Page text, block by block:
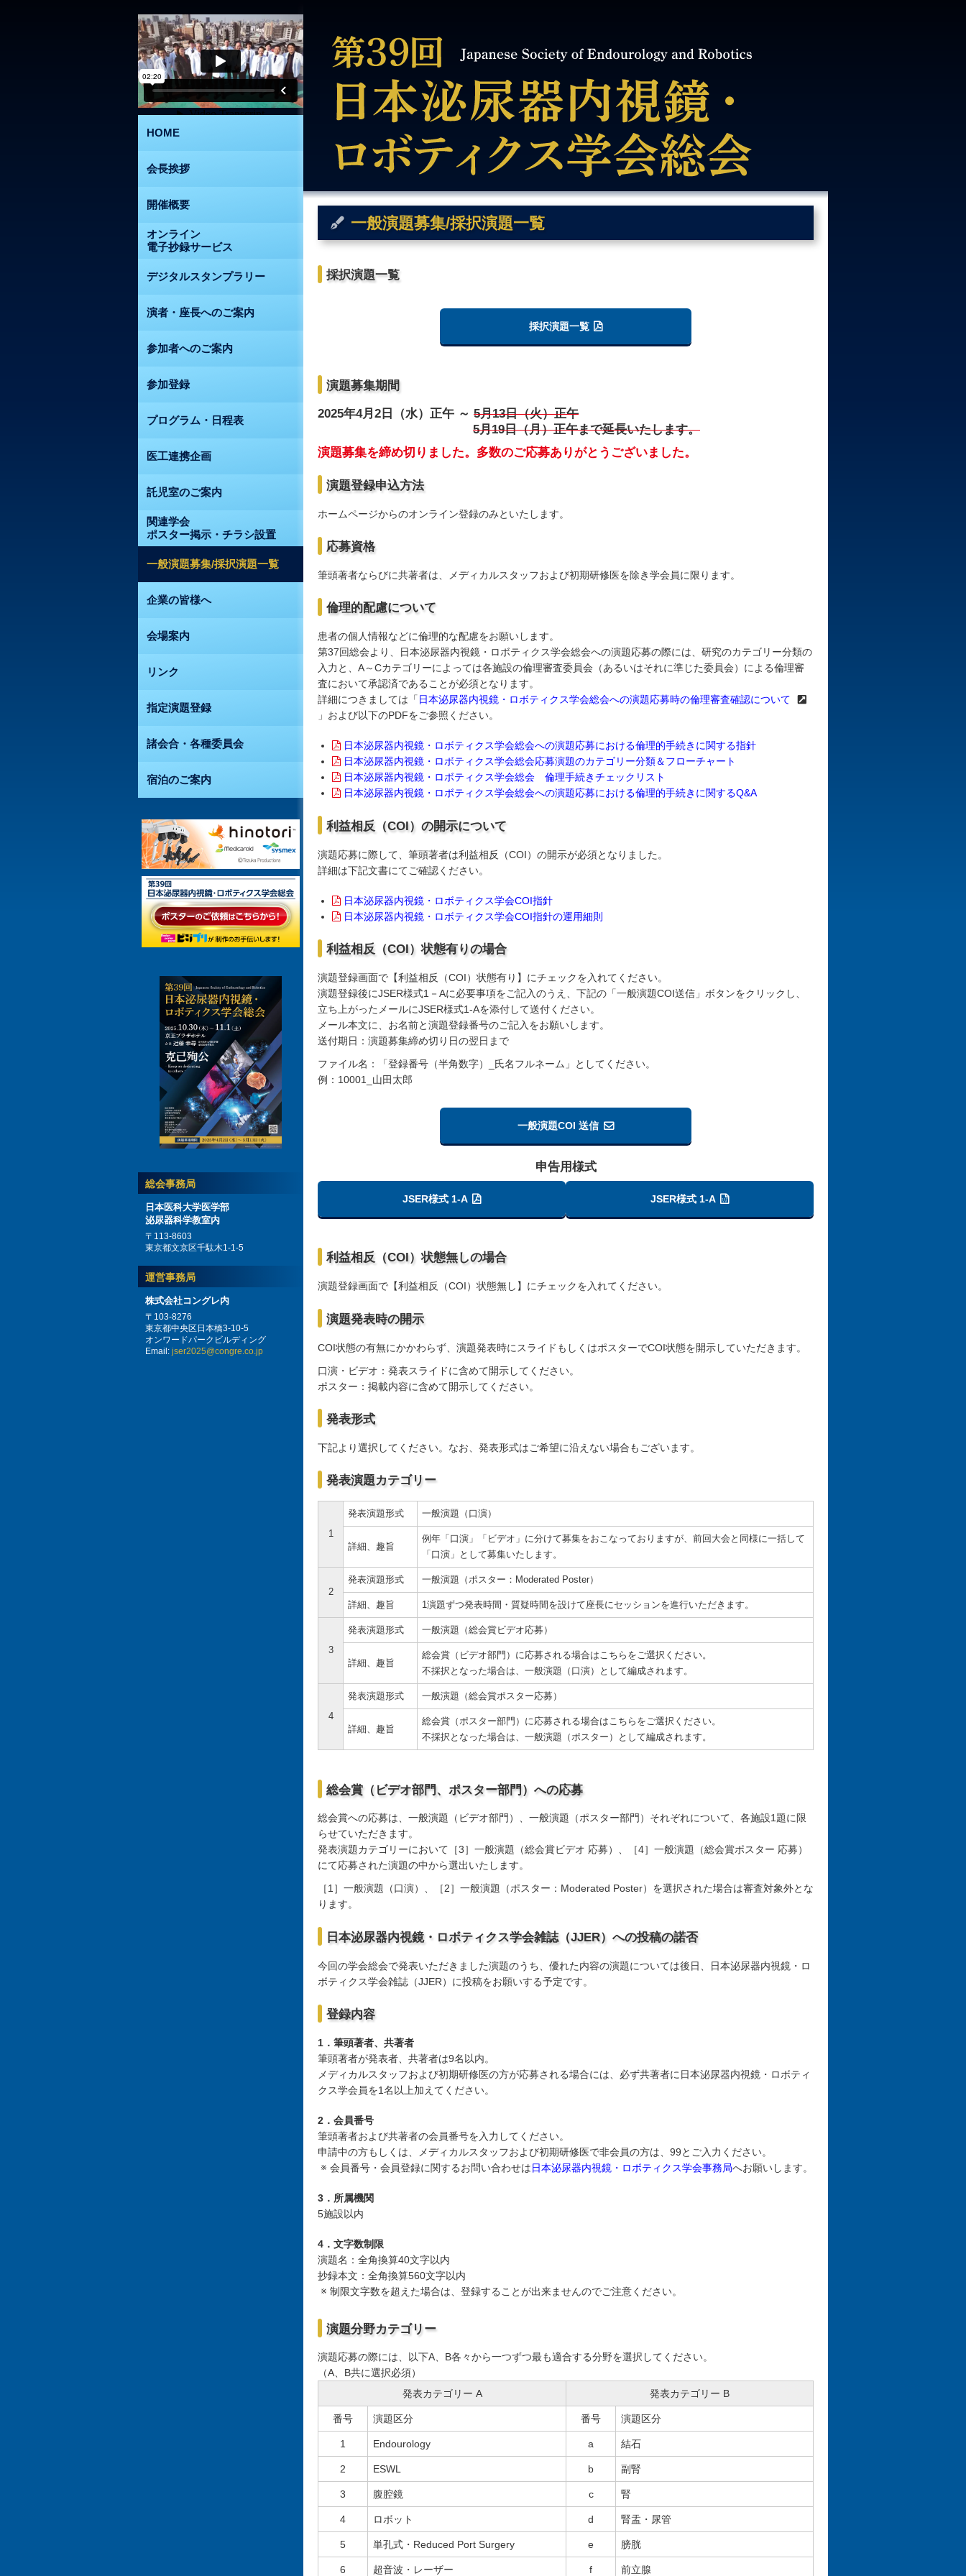
一般演題募集/採択演題一覧
採択演題一覧
採択演題一覧
演題募集期間
2025年4月2日（水）正午 ～ 5月13日（火）正午
5月19日（月）正午まで延長いたします。
演題募集を締め切りました。多数のご応募ありがとうございました。
演題登録申込方法
ホームページからのオンライン登録のみといたします。
応募資格
筆頭著者ならびに共著者は、メディカルスタッフおよび初期研修医を除き学会員に限ります。
倫理的配慮について
患者の個人情報などに倫理的な配慮をお願いします。
第37回総会より、日本泌尿器内視鏡・ロボティクス学会総会への演題応募の際には、研究のカテゴリー分類の
入力と、A～Cカテゴリーによっては各施設の倫理審査委員会（あるいはそれに準じた委員会）による倫理審
査において承認済であることが必須となります。
詳細につきましては「 日本泌尿器内視鏡・ロボティクス学会総会への演題応募時の倫理審査確認について
」および以下のPDFをご参照ください。
日本泌尿器内視鏡・ロボティクス学会総会への演題応募における倫理的手続きに関する指針
日本泌尿器内視鏡・ロボティクス学会総会応募演題のカテゴリー分類＆フローチャート
日本泌尿器内視鏡・ロボティクス学会総会 倫理手続きチェックリスト
日本泌尿器内視鏡・ロボティクス学会総会への演題応募における倫理的手続きに関するQ&A
利益相反（COI）の開示について
演題応募に際して、筆頭著者は利益相反（COI）の開示が必須となりました。
詳細は下記文書にてご確認ください。
日本泌尿器内視鏡・ロボティクス学会COI指針
日本泌尿器内視鏡・ロボティクス学会COI指針の運用細則
利益相反（COI）状態有りの場合
演題登録画面で【利益相反（COI）状態有り】にチェックを入れてください。
演題登録後にJSER様式1－Aに必要事項をご記入のうえ、下記の「一般演題COI送信」ボタンをクリックし、
立ち上がったメールにJSER様式1-Aを添付して送付ください。
メール本文に、お名前と演題登録番号のご記入をお願いします。
送付期日：演題募集締め切り日の翌日まで
ファイル名：「登録番号（半角数字）_氏名フルネーム」としてください。
例：10001_山田太郎
一般演題COI 送信
申告用様式
JSER様式 1-A JSER様式 1-A
利益相反（COI）状態無しの場合
演題登録画面で【利益相反（COI）状態無し】にチェックを入れてください。
演題発表時の開示
COI状態の有無にかかわらず、演題発表時にスライドもしくはポスターでCOI状態を開示していただきます。
口演・ビデオ：発表スライドに含めて開示してください。
ポスター：掲載内容に含めて開示してください。
発表形式
下記より選択してください。なお、発表形式はご希望に沿えない場合もございます。
発表演題カテゴリー
1
発表演題形式 一般演題（口演）
詳細、趣旨
例年「口演」「ビデオ」に分けて募集をおこなっておりますが、前回大会と同様に一括して
「口演」として募集いたします。
2
発表演題形式 一般演題（ポスター：Moderated Poster）
詳細、趣旨 1演題ずつ発表時間・質疑時間を設けて座長にセッションを進行いただきます。
3
発表演題形式 一般演題（総会賞ビデオ応募）
詳細、趣旨
総会賞（ビデオ部門）に応募される場合はこちらをご選択ください。
不採択となった場合は、一般演題（口演）として編成されます。
4
発表演題形式 一般演題（総会賞ポスター応募）
詳細、趣旨
総会賞（ポスター部門）に応募される場合はこちらをご選択ください。
不採択となった場合は、一般演題（ポスター）として編成されます。
総会賞（ビデオ部門、ポスター部門）への応募
総会賞への応募は、一般演題（ビデオ部門）、一般演題（ポスター部門）それぞれについて、各施設1題に限
らせていただきます。
発表演題カテゴリーにおいて［3］一般演題（総会賞ビデオ 応募）、［4］一般演題（総会賞ポスター 応募）
にて応募された演題の中から選出いたします。
［1］一般演題（口演）、［2］一般演題（ポスター：Moderated Poster）を選択された場合は審査対象外とな
ります。
日本泌尿器内視鏡・ロボティクス学会雑誌（JJER）への投稿の諾否
今回の学会総会で発表いただきました演題のうち、優れた内容の演題については後日、日本泌尿器内視鏡・ロ
ボティクス学会雑誌（JJER）に投稿をお願いする予定です。
登録内容
1．筆頭著者、共著者
筆頭著者が発表者、共著者は9名以内。
メディカルスタッフおよび初期研修医の方が応募される場合には、必ず共著者に日本泌尿器内視鏡・ロボティ
クス学会員を1名以上加えてください。
2．会員番号
筆頭著者および共著者の会員番号を入力してください。
申請中の方もしくは、メディカルスタッフおよび初期研修医で非会員の方は、99とご入力ください。
会員番号・会員登録に関するお問い合わせは日本泌尿器内視鏡・ロボティクス学会事務局へお願いします。
3．所属機関
5施設以内
4．文字数制限
演題名：全角換算40文字以内
抄録本文：全角換算560文字以内
制限文字数を超えた場合は、登録することが出来ませんのでご注意ください。
演題分野カテゴリー
演題応募の際には、以下A、B各々から一つずつ最も適合する分野を選択してください。
（A、B共に選択必須）
発表カテゴリー A
発表カテゴリー B
番号 演題区分 番号 演題区分
1 Endourology a 結石
2 ESWL b 副腎
3 腹腔鏡 c 腎
4 ロボット d 腎盂・尿管
5 単孔式・Reduced Port Surgery e 膀胱
6 超音波・レーザー f 前立腺
HOME
会長挨拶
開催概要
オンライン
電子抄録サービス
デジタルスタンプラリー
演者・座長へのご案内
参加者へのご案内
参加登録
プログラム・日程表
医工連携企画
託児室のご案内
関連学会
ポスター掲示・チラシ設置
一般演題募集/採択演題一覧
企業の皆様へ
会場案内
リンク
指定演題登録
諸会合・各種委員会
宿泊のご案内
総会事務局
日本医科大学医学部
泌尿器科学教室内
〒113-8603
東京都文京区千駄木1-1-5
運営事務局
株式会社コングレ内
〒103-8276
東京都中央区日本橋3-10-5
オンワードパークビルディング
Email: jser2025@congre.co.jp